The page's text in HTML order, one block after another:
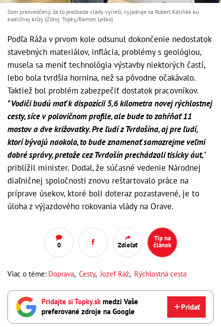
Som presvedčený, že to predseda vlády vyrieši, vyjadruje sa Robert Kaliňák ku
koaličnej krízy (Zdroj: Topky/Ramon Leško)
Podľa Ráža v prvom kole odsunul dokončenie nedostatok
stavebných materiálov, inflácia, problémy s geológiou,
musela sa meniť technológia výstavby niektorých častí,
lebo bola tvrdšia hornina, než sa pôvodne očakávalo.
Taktiež bol problém zabezpečiť dostatok pracovníkov.
"Vodiči budú mať k dispozícii 5,6 kilometra novej rýchlostnej
cesty, síce v polovičnom profile, ale bude to zahŕňať 11
mostov a dve križovatky. Pre ľudí z Tvrdošína, aj pre ľudí,
ktorí bývajú naokolo, to bude znamenať samozrejme veľmi
dobré správy, pretože cez Tvrdošín prechádzali tisícky áut,"
priblížil minister. Dodal, že súčasné vedenie Národnej
diaľničnej spoločnosti znovu reštartovalo práce na
príprave úsekov, ktoré boli doteraz pozastavené, je to
úloha z výjazdového rokovania vlády na Orave.
0 Zdieľať
Tip na
článok
Viac o téme: Doprava, Cesty, Jozef Ráž, Rýchlostná cesta
Pridajte si Topky.skmedzi Vaše
preferované zdroje na Google
Pridať